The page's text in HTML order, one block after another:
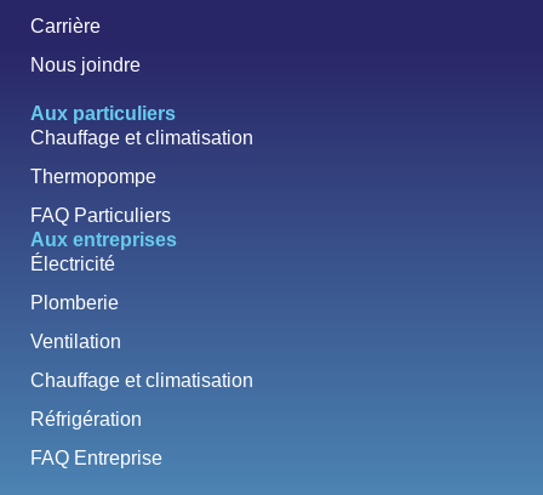
Carrière
Nous joindre
Aux particuliers
Chauffage et climatisation
Thermopompe
FAQ Particuliers
Aux entreprises
Électricité
Plomberie
Ventilation
Chauffage et climatisation
Réfrigération
FAQ Entreprise